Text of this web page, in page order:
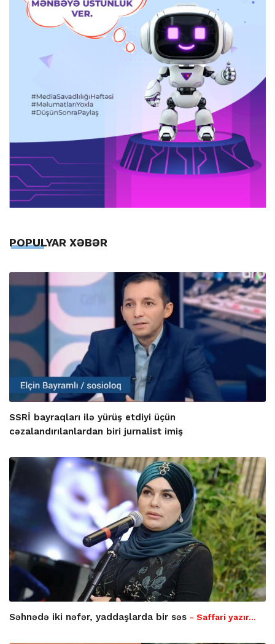
POPULYAR XƏBƏR
SSRİ bayraqları ilə yürüş etdiyi üçün
cəzalandırılanlardan biri jurnalist imiş
Səhnədə iki nəfər, yaddaşlarda bir səs - Saffari yazır…